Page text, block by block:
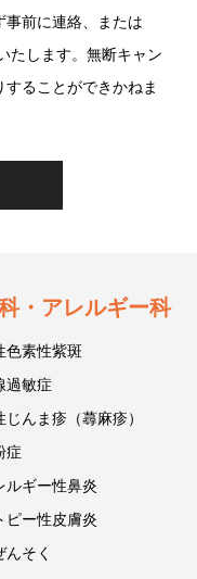
事前に連絡、または
たします。無断キャン
ることができかねま
・アレルギー科
色素性紫斑
過敏症
じんま疹（蕁麻疹）
症
ルギー性鼻炎
ピー性皮膚炎
んそく